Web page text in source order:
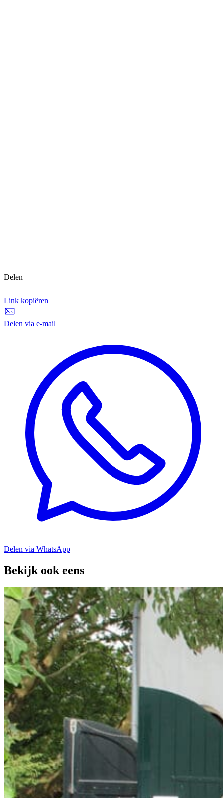
Delen
Link kopiëren
Delen via e-mail
Delen via WhatsApp
Bekijk ook eens
Open Dag Oud Scherpenzeel